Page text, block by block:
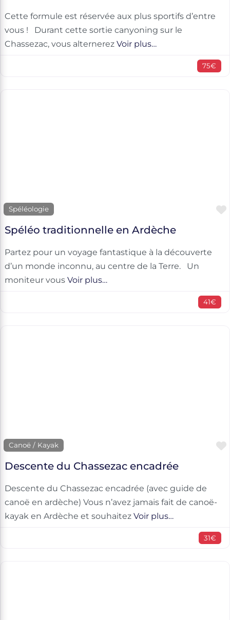
Cette formule est réservée aux plus sportifs d’entre
vous ! Durant cette sortie canyoning sur le
Chassezac, vous alternerez Voir plus…
75€
Spéléologie
Spéléo traditionnelle en Ardèche
Partez pour un voyage fantastique à la découverte
d’un monde inconnu, au centre de la Terre. Un
moniteur vous Voir plus…
41€
Canoë / Kayak
Descente du Chassezac encadrée
Descente du Chassezac encadrée (avec guide de
canoë en ardèche) Vous n’avez jamais fait de canoë-
kayak en Ardèche et souhaitez Voir plus…
31€